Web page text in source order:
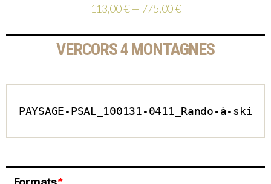
113,00 € — 775,00 €
VERCORS 4 MONTAGNES
PAYSAGE-PSAL_100131-0411_Rando-à-ski